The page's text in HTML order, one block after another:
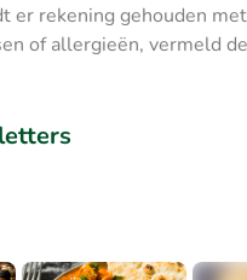
er rekening gehouden
of allergieën, vermeld